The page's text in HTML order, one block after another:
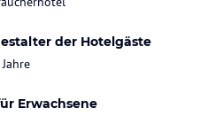
der Hotelgäste
Erwachsene